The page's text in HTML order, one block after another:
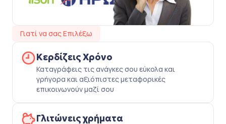
Γιατί να σας Επιλέξω
Κερδίζεις Χρόνο
Καταγράφεις τις ανάγκες σου εύκολα και
γρήγορα και αξιόπιστες μεταφορικές
επικοινωνούν μαζί σου
Γλιτώνεις χρήματα